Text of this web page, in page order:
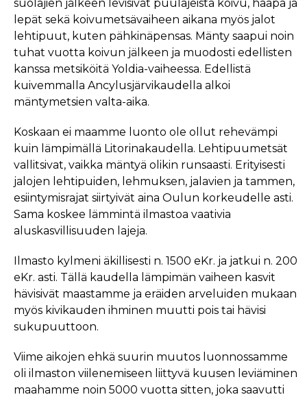
suolajien jälkeen levisivät puulajeista koivu, haapa ja
lepät sekä koivumetsävaiheen aikana myös jalot
lehtipuut, kuten pähkinäpensas. Mänty saapui noin
tuhat vuotta koivun jälkeen ja muodosti edellisten
kanssa metsiköitä Yoldia-vaiheessa. Edellistä
kuivemmalla Ancylusjärvikaudella alkoi
mäntymetsien valta-aika.
Koskaan ei maamme luonto ole ollut rehevämpi
kuin lämpimällä Litorinakaudella. Lehtipuumetsät
vallitsivat, vaikka mäntyä olikin runsaasti. Erityisesti
jalojen lehtipuiden, lehmuksen, jalavien ja tammen,
esiintymisrajat siirtyivät aina Oulun korkeudelle asti.
Sama koskee lämmintä ilmastoa vaativia
aluskasvillisuuden lajeja.
Ilmasto kylmeni äkillisesti n. 1500 eKr. ja jatkui n. 200
eKr. asti. Tällä kaudella lämpimän vaiheen kasvit
hävisivät maastamme ja eräiden arveluiden mukaan
myös kivikauden ihminen muutti pois tai hävisi
sukupuuttoon.
Viime aikojen ehkä suurin muutos luonnossamme
oli ilmaston viilenemiseen liittyvä kuusen leviäminen
maahamme noin 5000 vuotta sitten, joka saavutti